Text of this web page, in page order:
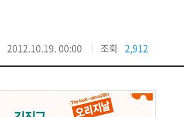
2012.10.19. 00:00 조회 2,912